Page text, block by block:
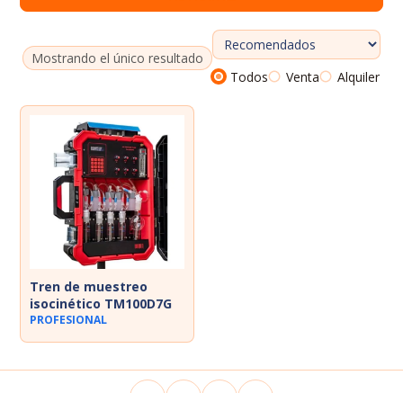
Dosímetros de ruido
Sonómetros
Calibradores
Vibrómetros
Termohigrómetros
Mostrando el único resultado
Todos
Venta Alquiler
Tren de muestreo
isocinético TM100D7G
PROFESIONAL